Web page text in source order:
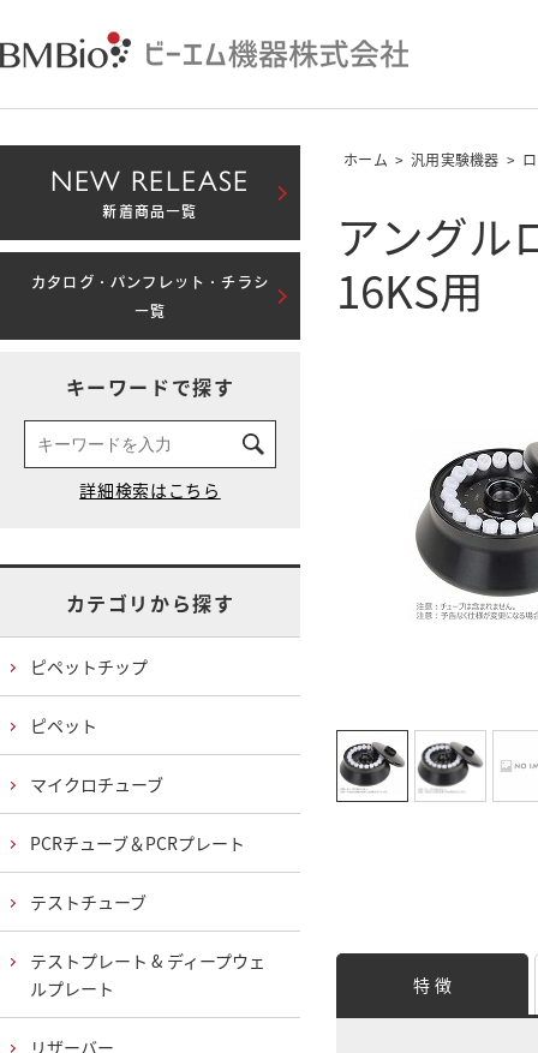
ホーム > 汎用実験機器 >
アングル
16KS用
特 徴
NEW RELEASE
新着商品一覧
カタログ・パンフレット・チラシ
一覧
キーワードで探す
カテゴリから探す
ピペットチップ
ピペット
マイクロチューブ
PCRチューブ＆PCRプレート
テストチューブ
テストプレート & ディープウェ
ルプレート
リザーバー